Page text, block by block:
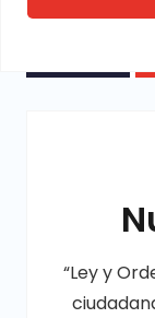
“Ley y